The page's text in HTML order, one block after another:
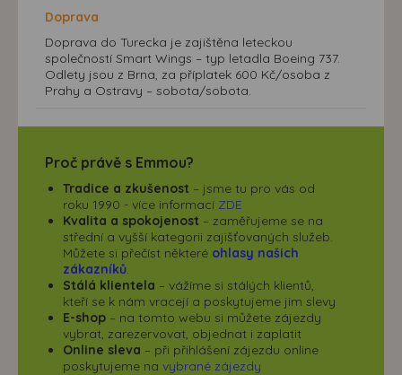
Doprava
Doprava do Turecka je zajištěna leteckou
společností Smart Wings – typ letadla Boeing 737.
Odlety jsou z Brna, za příplatek 600 Kč/osoba z
Prahy a Ostravy – sobota/sobota.
Proč právě s Emmou?
Tradice a zkušenost – jsme tu pro vás od
roku 1990 - více informací ZDE
Kvalita a spokojenost – zaměřujeme se na
střední a vyšší kategorii zajišťovaných služeb.
Můžete si přečíst některé ohlasy našich
zákazníků.
Stálá klientela – vážíme si stálých klientů,
kteří se k nám vracejí a poskytujeme jim slevy
E-shop – na tomto webu si můžete zájezdy
vybrat, zarezervovat, objednat i zaplatit
Online sleva – při přihlášení zájezdu online
poskytujeme na vybrané zájezdy